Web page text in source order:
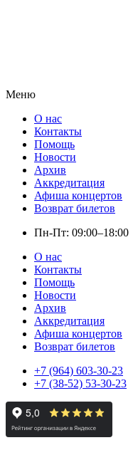
Меню
О нас
Контакты
Помощь
Новости
Архив
Аккредитация
Афиша концертов
Возврат билетов
Пн-Пт: 09:00–18:00
О нас
Контакты
Помощь
Новости
Архив
Аккредитация
Афиша концертов
Возврат билетов
+7 (964) 603-30-23
+7 (38-52) 53-30-23